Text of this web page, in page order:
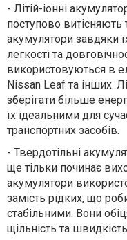
- Літій-іонні
поступово витісняють
акумулятори завдяки
легкості та
використовуються в
Nissan Leaf та інших.
зберігати більше
їх ідеальними для
транспортних засобів.
- Твердотільні
ще тільки починає
акумулятори
замість рідких, що
стабільними. Вони
щільність та